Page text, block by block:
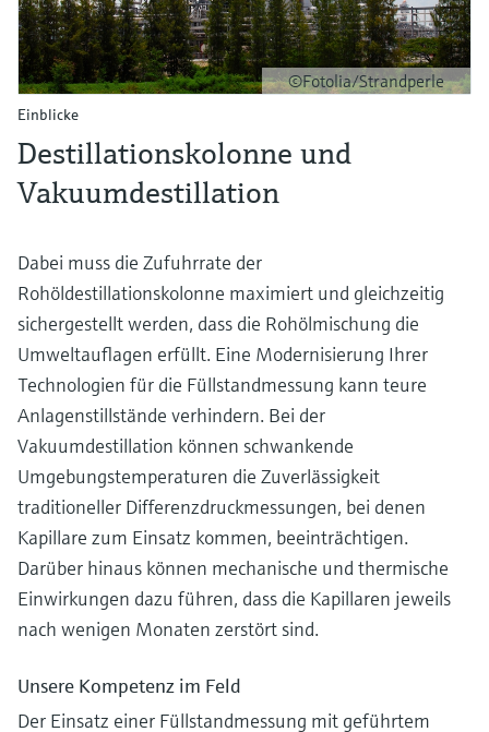
©Fotolia/Strandperle
Einblicke
Destillationskolonne und
Vakuumdestillation
Dabei muss die Zufuhrrate der
Rohöldestillationskolonne maximiert und gleichzeitig
sichergestellt werden, dass die Rohölmischung die
Umweltauflagen erfüllt. Eine Modernisierung Ihrer
Technologien für die Füllstandmessung kann teure
Anlagenstillstände verhindern. Bei der
Vakuumdestillation können schwankende
Umgebungstemperaturen die Zuverlässigkeit
traditioneller Differenzdruckmessungen, bei denen
Kapillare zum Einsatz kommen, beeinträchtigen.
Darüber hinaus können mechanische und thermische
Einwirkungen dazu führen, dass die Kapillaren jeweils
nach wenigen Monaten zerstört sind.
Unsere Kompetenz im Feld
Der Einsatz einer Füllstandmessung mit geführtem